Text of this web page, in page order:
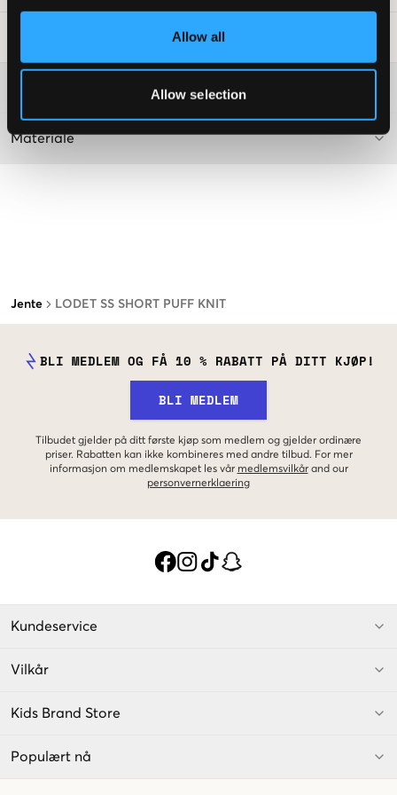
Allow all
Allow selection
Jente LODET SS SHORT PUFF KNIT
Materiale
BLI MEDLEM OG FÅ 10 % RABATT PÅ DITT KJØP!
BLI MEDLEM
Tilbudet gjelder på ditt første kjøp som medlem og gjelder ordinære
priser. Rabatten kan ikke kombineres med andre tilbud. For mer
informasjon om medlemskapet les vår medlemsvilkår and our
personvernerklaering
Kundeservice
Vilkår
Kids Brand Store
Populært nå